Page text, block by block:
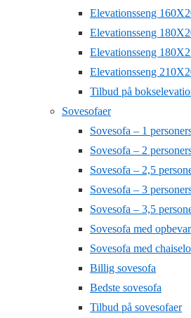
Elevationsseng
Elevationsseng
Elevationsseng
Elevationsseng
Tilbud på
Sovesofaer
Sovesofa – 1
Sovesofa – 2
Sovesofa – 2,5
Sovesofa – 3
Sovesofa – 3,5
Sovesofa med
Sovesofa med
Billig sovesofa
Bedste sovesofa
Tilbud på sovesofaer